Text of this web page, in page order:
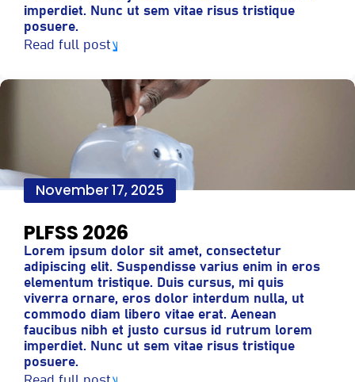
imperdiet. Nunc ut sem vitae risus tristique
posuere.
Read full post
November 17, 2025
PLFSS 2026
Lorem ipsum dolor sit amet, consectetur
adipiscing elit. Suspendisse varius enim in eros
elementum tristique. Duis cursus, mi quis
viverra ornare, eros dolor interdum nulla, ut
commodo diam libero vitae erat. Aenean
faucibus nibh et justo cursus id rutrum lorem
imperdiet. Nunc ut sem vitae risus tristique
posuere.